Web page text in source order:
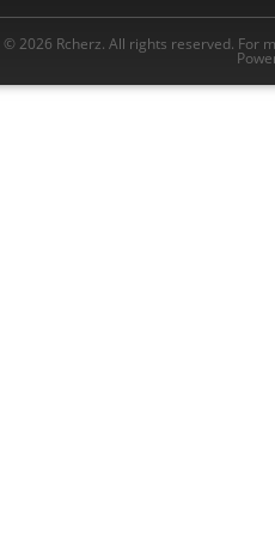
© 2026 Rcherz. All rights reserved. For